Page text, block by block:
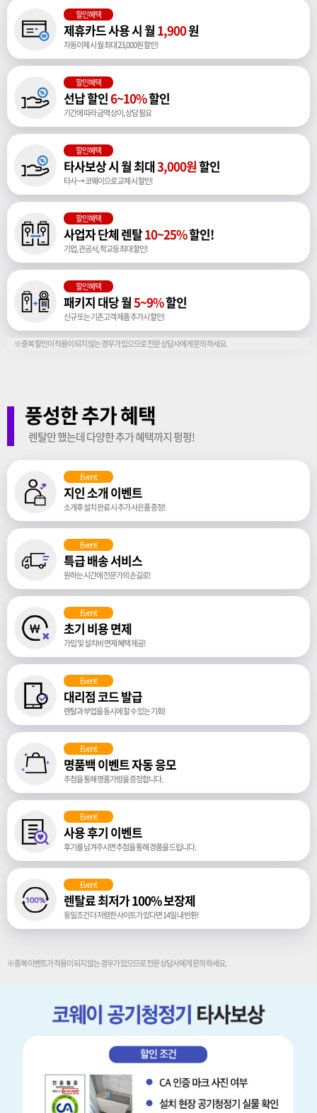
할인혜택
제휴카드 사용 시 월 1,900원
자동이체 시 월 최대 23,000원 할인!
할인혜택
선납 할인6~10%할인
기간에 따라 금액 상이, 상담 필요
할인혜택
타사보상 시 월 최대3,000원할인
타사 → 코웨이으로 교체 시 할인!
할인혜택
사업자 단체 렌탈10~25%할인!
기업, 관공서, 학교등 최대 할인!
할인혜택
패키지 대당 월5~9%할인
신규 또는 기존고객 제품 추가시 할인!
※중복 할인이 적용이 되지 않는 경우가 있으므로 전문 상담사에게 문의 하세요.
풍성한 추가 혜택
렌탈만 했는데 다양한 추가 혜택까지 펑펑!
Event
지인 소개 이벤트
소개후 설치 완료 시 추가 사은품 증정!
Event
특급 배송 서비스
원하는 시간에 전문가의 손길로!
Event
초기 비용 면제
가입 및 설치비 면제 혜택 제공!
Event
대리점 코드 발급
렌탈과 부업을 동시에 할 수 있는 기회!
Event
명품백 이벤트 자동 응모
추첨을 통해 명품가방을 증정합니다.
Event
사용 후기 이벤트
후기를 남겨주시면 추첨을 통해 경품을 드립니다.
Event
렌탈료 최저가 100% 보장제
동일조건 더 저렴한 사이트가 있다면 14일 내 반환!
※중복 이벤트가 적용이 되지 않는 경우가 있으므로 전문 상담사에게 문의 하세요.